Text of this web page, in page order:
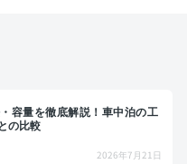
容量を徹底解説！車中泊の工
の比較
2026年7月21日